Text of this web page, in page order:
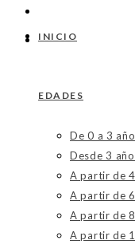
INICIO
EDADES
De 0 a 3
Desde 3
A partir de
A partir de
A partir de
A partir de